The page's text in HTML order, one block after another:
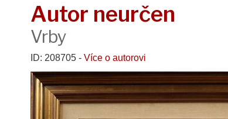
Autor neurčen
Vrby
ID: 208705 - Více o autorovi